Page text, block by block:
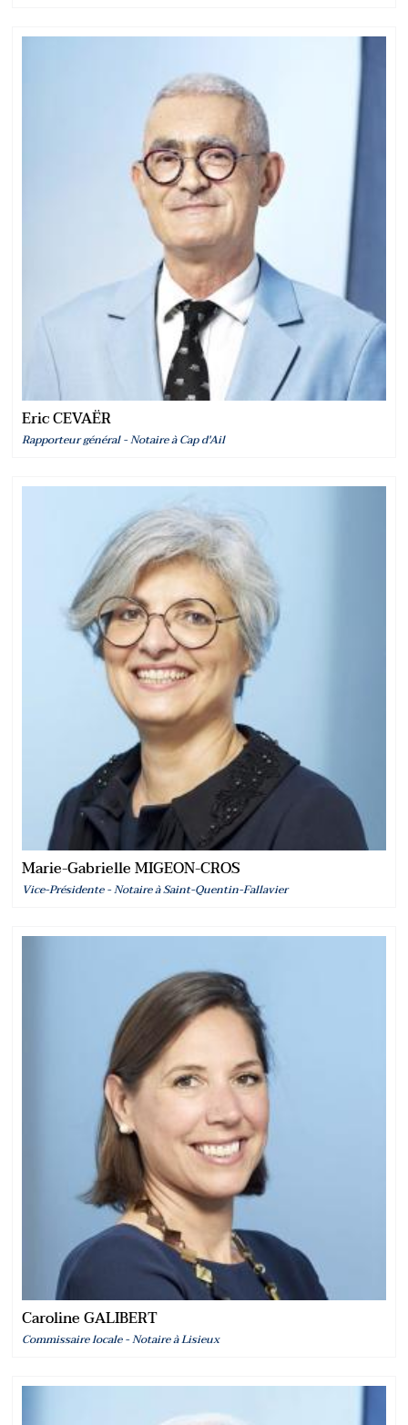
Eric CEVAËR
Rapporteur général - Notaire à Cap d'Ail
Marie-Gabrielle MIGEON-CROS
Vice-Présidente - Notaire à Saint-Quentin-Fallavier
Caroline GALIBERT
Commissaire locale - Notaire à Lisieux